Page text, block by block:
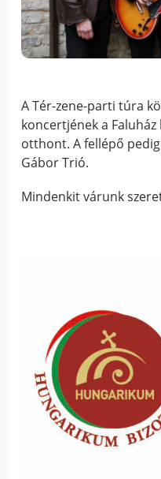
A Tér-zene-parti túra
koncertjének a
otthont. A fellépő
Gábor Trió.
Mindenkit várunk